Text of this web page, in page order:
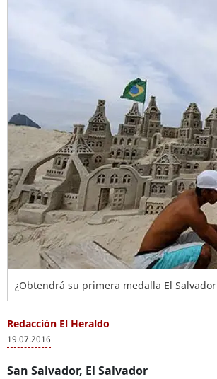
¿Obtendrá su primera medalla El
Redacción El Heraldo
19.07.2016
San Salvador, El Salvador